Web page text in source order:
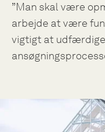
”Man skal være
arbejde at være
vigtigt at